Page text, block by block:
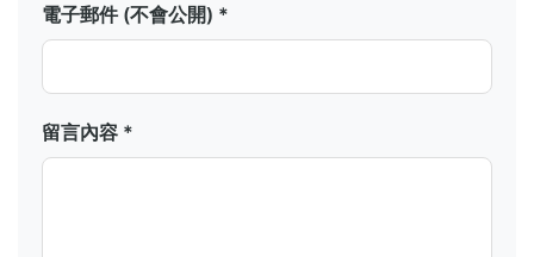
電子郵件 (不會公開) *
留言內容 *